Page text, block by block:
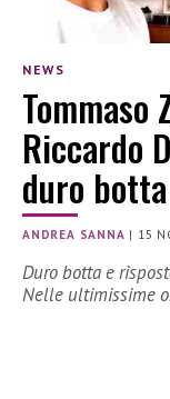
NEWS
Riccardo
duro
ANDREA SANNA | 15
Duro botta e
Nelle ultimissime